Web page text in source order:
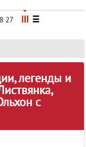
27
легенды и
с